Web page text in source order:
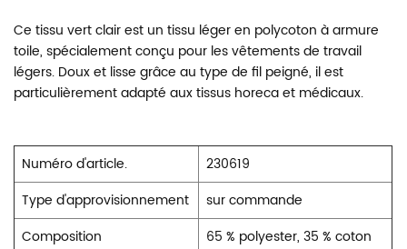
Ce tissu vert clair est un tissu léger en polycoton à armure
toile, spécialement conçu pour les vêtements de travail
légers. Doux et lisse grâce au type de fil peigné, il est
particulièrement adapté aux tissus horeca et médicaux.
Numéro d'article.
230619
Type d'approvisionnement
sur commande
Composition
65 % polyester, 35 % coton